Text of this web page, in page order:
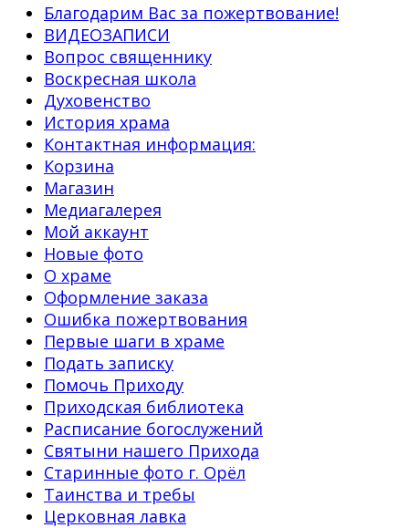
Благодарим Вас за пожертвование!
ВИДЕОЗАПИСИ
Вопрос священнику
Воскресная школа
Духовенство
История храма
Контактная информация:
Корзина
Магазин
Медиагалерея
Мой аккаунт
Новые фото
О храме
Оформление заказа
Ошибка пожертвования
Первые шаги в храме
Подать записку
Помочь Приходу
Приходская библиотека
Расписание богослужений
Святыни нашего Прихода
Старинные фото г. Орёл
Таинства и требы
Церковная лавка